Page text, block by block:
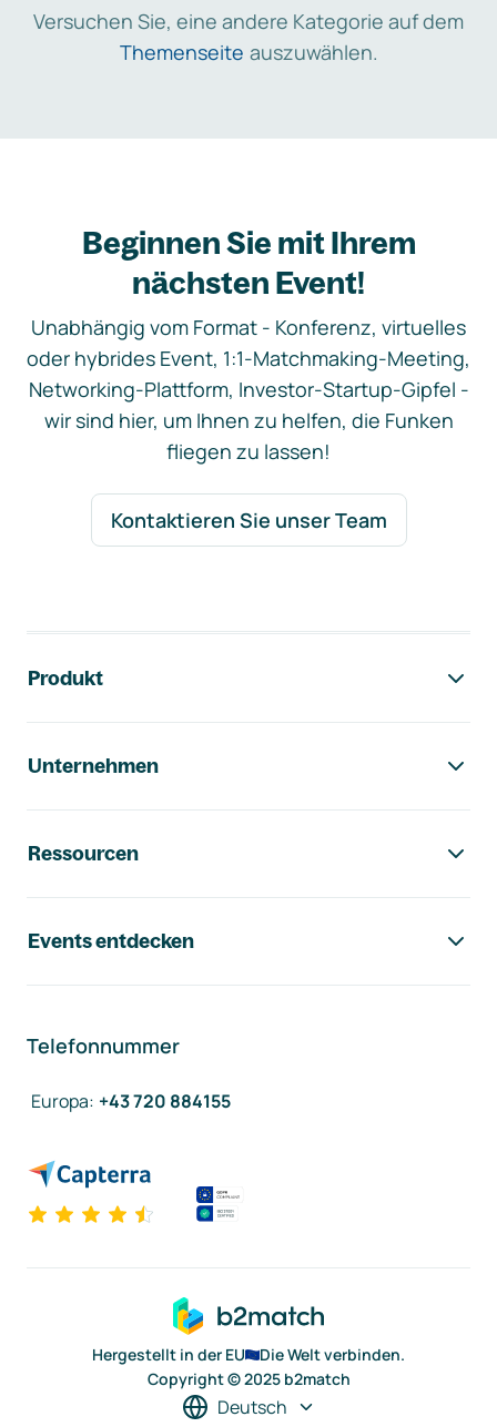
Versuchen Sie, eine andere Kategorie auf dem
Themenseite auszuwählen.
Beginnen Sie mit Ihrem
nächsten Event!
Unabhängig vom Format - Konferenz, virtuelles
oder hybrides Event, 1:1-Matchmaking-Meeting,
Networking-Plattform, Investor-Startup-Gipfel -
wir sind hier, um Ihnen zu helfen, die Funken
fliegen zu lassen!
Kontaktieren Sie unser Team
Produkt
Unternehmen
Ressourcen
Events entdecken
Telefonnummer
Europa: +43 720 884155
Hergestellt in der EU
Die Welt verbinden.
Copyright © 2025 b2match
Deutsch